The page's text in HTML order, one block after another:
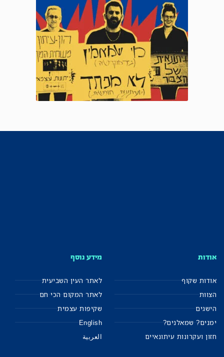
אודות
אודות שקוף
הצוות
הישגים
ימנים? שמאלנים?
חזון ועקרונות עיתונאיים
מידע נוסף
לאתר העין השביעית
לאתר המקום הכי חם
שקיפות עצמית
English
العربية